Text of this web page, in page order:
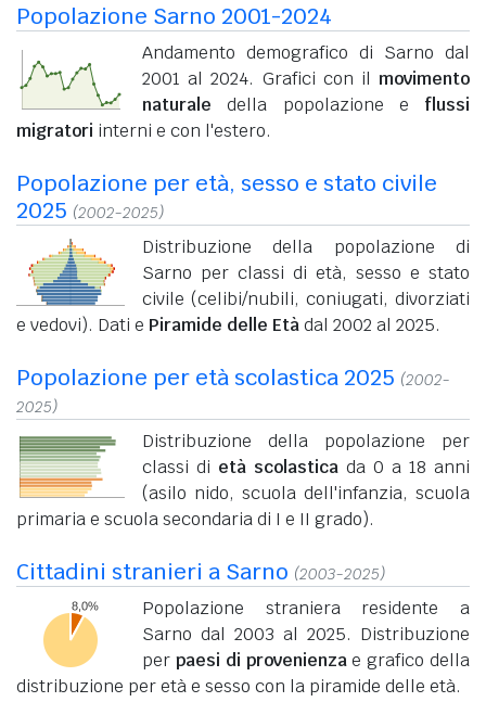
Popolazione Sarno 2001-2024
Andamento demografico di Sarno dal
2001 al 2024. Grafici con il movimento
naturale della popolazione e flussi
migratori interni e con l'estero.
Popolazione per età, sesso e stato civile
2025 (2002-2025)
Distribuzione della popolazione di
Sarno per classi di età, sesso e stato
civile (celibi/nubili, coniugati, divorziati
e vedovi). Dati e Piramide delle Etàdal 2002 al 2025.
Popolazione per età scolastica 2025 (2002-
2025)
Distribuzione della popolazione per
classi di età scolastica da 0 a 18 anni
(asilo nido, scuola dell'infanzia, scuola
primaria e scuola secondaria di I e II grado).
Cittadini stranieri a Sarno (2003-2025)
Popolazione straniera residente a
Sarno dal 2003 al 2025. Distribuzione
per paesi di provenienzae grafico della
distribuzione per età e sesso con la piramide delle età.